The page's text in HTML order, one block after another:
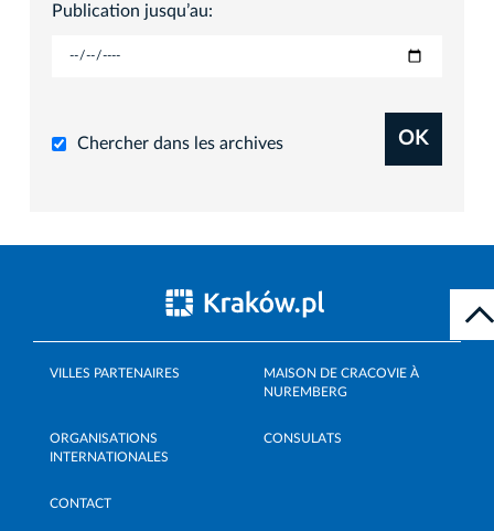
Publication jusqu’au:
Chercher dans les archives OK
VILLES PARTENAIRES
MAISON DE CRACOVIE À
NUREMBERG
ORGANISATIONS
INTERNATIONALES
CONSULATS
CONTACT